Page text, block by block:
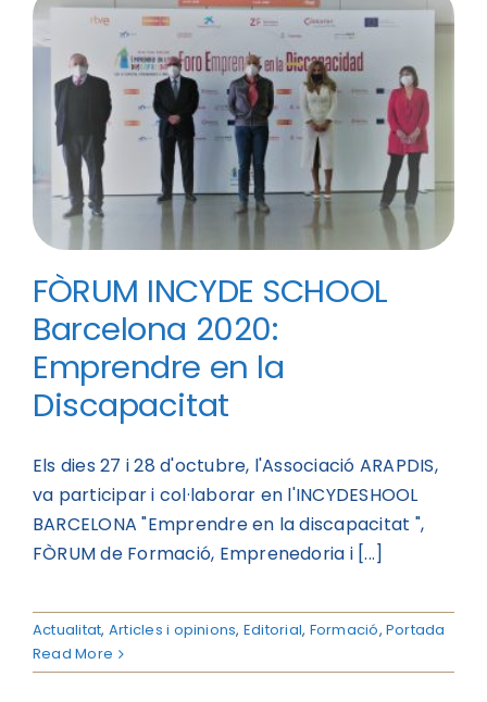
FÒRUM INCYDE SCHOOL
Barcelona 2020:
Emprendre en la
Discapacitat
Els dies 27 i 28 d'octubre, l'Associació ARAPDIS,
va participar i col·laborar en l'INCYDESHOOL
BARCELONA "Emprendre en la discapacitat ",
FÒRUM de Formació, Emprenedoria i [...]
Actualitat, Articles i opinions, Editorial, Formació, Portada
Read More